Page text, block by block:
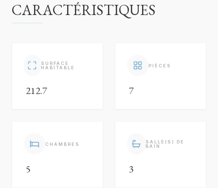
CARACTÉRISTIQUES
SURFACE
HABITABLE
212.7
PIÈCES
7
CHAMBRES
5
SALLE(S) DE
BAIN
3